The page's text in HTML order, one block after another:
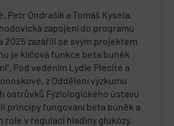
Petr Ondrašík a Tomáš Kysela,
zapojení do programu
2025 zazářili se svým projektem
je klíčová funkce beta buněk
Pod vedením Lydie Plecité a
z Oddělení výzkumu
ostrůvků Fyziologického ústavu
principy fungování beta buněk a
role v regulaci hladiny glukózy.